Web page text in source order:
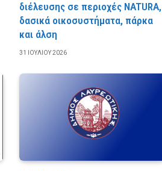
διέλευσης σε περιοχές NATURA,
δασικά οικοσυστήματα, πάρκα
και άλση
31 ΙΟΥΛΊΟΥ 2026